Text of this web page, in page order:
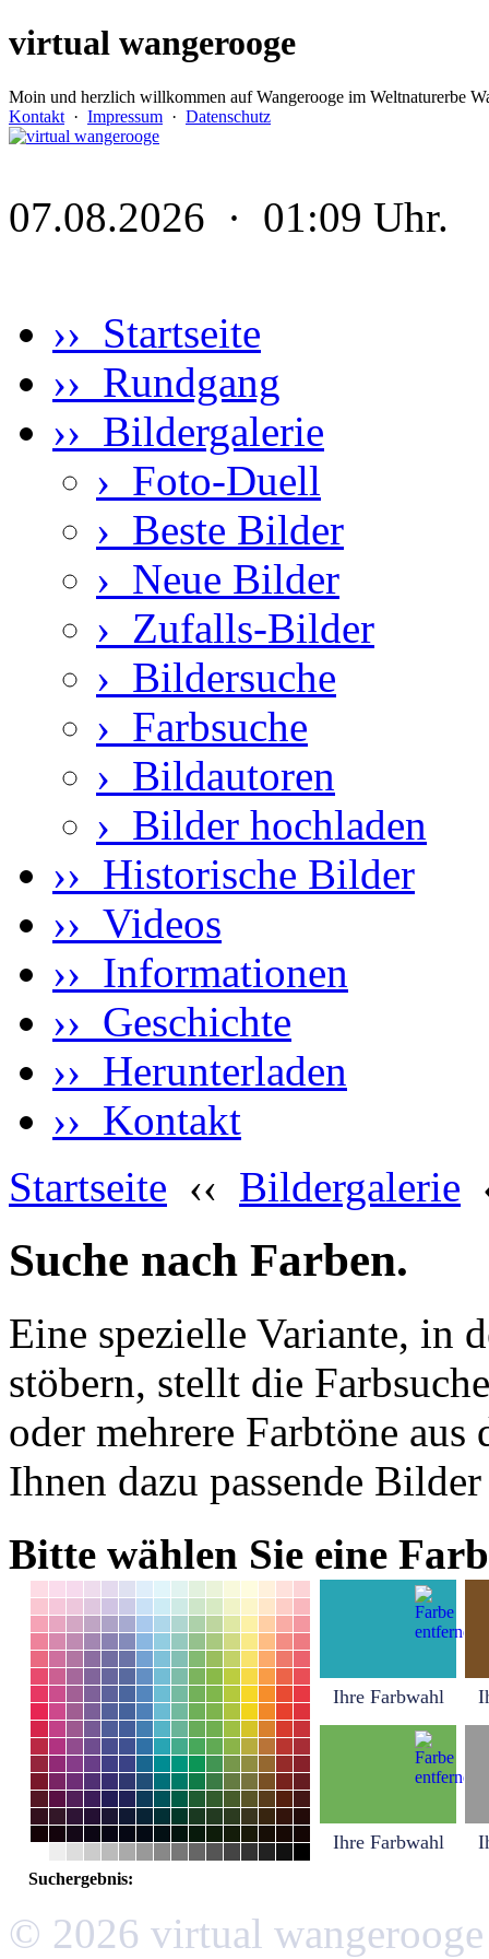
virtual wangerooge
Moin und herzlich willkommen auf Wangerooge im Weltnaturerbe
Kontakt · Impressum · Datenschutz
07.08.2026 · 01:09 Uhr.
›› Startseite
›› Rundgang
›› Bildergalerie
› Foto-Duell
› Beste Bilder
› Neue Bilder
› Zufalls-Bilder
› Bildersuche
› Farbsuche
› Bildautoren
› Bilder hochladen
›› Historische Bilder
›› Videos
›› Informationen
›› Geschichte
›› Herunterladen
›› Kontakt
Startseite ‹‹ Bildergalerie
Suche nach Farben.
Eine spezielle Variante, in
stöbern, stellt die
oder mehrere Farbtöne
Ihnen dazu passende
Bitte wählen Sie eine
Ihre Farbwahl
Ihre Farbwahl
Suchergebnis:
© 2026 virtual wangerooge